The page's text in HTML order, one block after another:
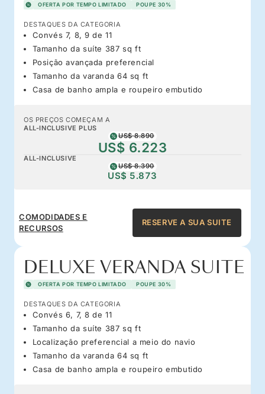
OFERTA POR TEMPO LIMITADO POUPE 30%
DESTAQUES DA CATEGORIA
Convés 7, 8, 9 de 11
Tamanho da suíte 387 sq ft
Posição avançada preferencial
Tamanho da varanda 64 sq ft
Casa de banho ampla e roupeiro embutido
OS PREÇOS COMEÇAM A
ALL-INCLUSIVE PLUS
US$ 8.890
US$ 6.223
ALL-INCLUSIVE
US$ 8.390
US$ 5.873
COMODIDADES E
RECURSOS
RESERVE A SUA SUITE
DELUXE VERANDA SUITE
OFERTA POR TEMPO LIMITADO POUPE 30%
DESTAQUES DA CATEGORIA
Convés 6, 7, 8 de 11
Tamanho da suíte 387 sq ft
Localização preferencial a meio do navio
Tamanho da varanda 64 sq ft
Casa de banho ampla e roupeiro embutido